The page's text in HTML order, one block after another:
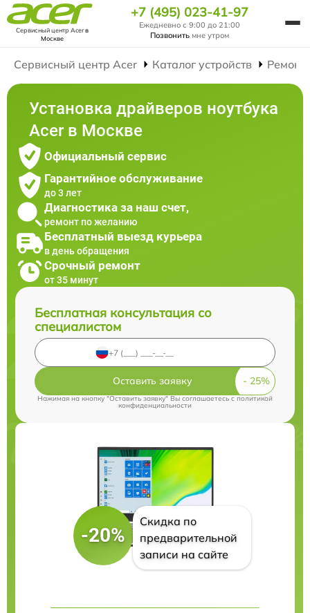
Сервисный центр Acerв
Москве
+7 (495) 023-41-97
Ежедневно с 9:00 до 21:00
Позвонить мне утром
Сервисный центр Acer Каталог устройств Ремонт
Установка драйверов ноутбука
Acer в Москве
Официальный сервис
Гарантийное обслуживание
до 3 лет
Диагностика за наш счет,
ремонт по желанию
Бесплатный выезд курьера
в день обращения
Срочный ремонт
от 35 минут
Бесплатная консультация со
специалистом
Оставить заявку
Нажимая на кнопку "Оставить заявку" Вы соглашаетесь cполитикой
конфиденциальности
-20%
Скидка по
предварительной
записи на сайте